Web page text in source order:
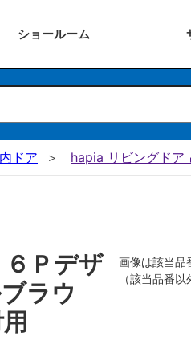
ショールーム
ドア hapia リビングドア
Ｐデザ
ラウ
画像は該当品
（該当品番